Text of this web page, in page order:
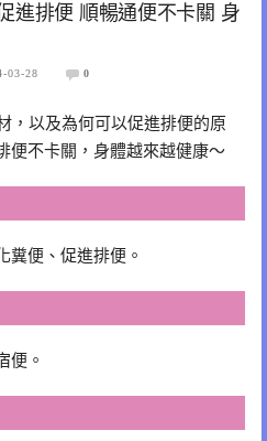
進排便 順暢通便不卡關 身
03-28 0
，以及為何可以促進排便的原
便不卡關，身體越來越健康～
糞便、促進排便。
便。